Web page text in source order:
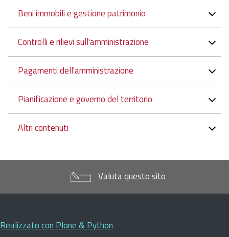
Beni immobili e gestione patrimonio
Controlli e rilievi sull'amministrazione
Pagamenti dell'amministrazione
Pianificazione e governo del territorio
Altri contenuti
Valuta questo sito
Realizzato con Plone & Python